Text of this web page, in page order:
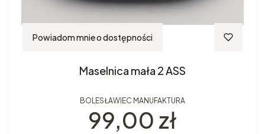
Powiadom mnie o dostępności
Maselnica mała 2 ASS
BOLESŁAWIEC MANUFAKTURA
Cena
99,00 zł